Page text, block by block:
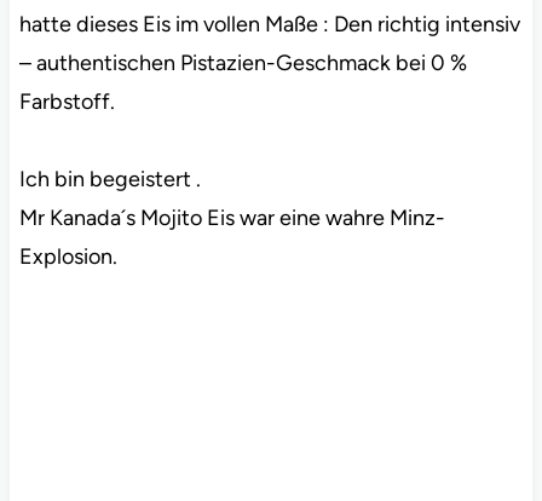
hatte dieses Eis im vollen Maße : Den richtig intensiv
– authentischen Pistazien-Geschmack bei 0 %
Farbstoff.
Ich bin begeistert .
Mr Kanada´s Mojito Eis war eine wahre Minz-
Explosion.